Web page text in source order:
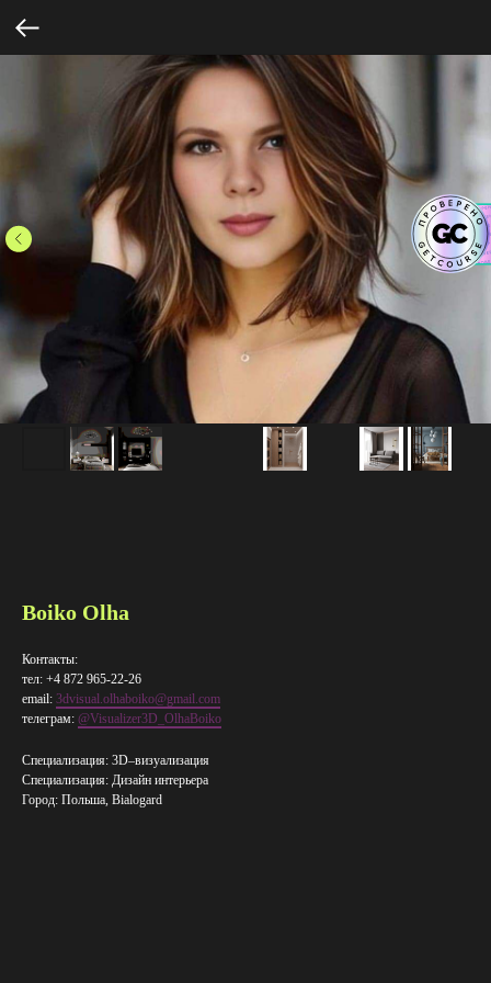
Boiko Olha
Контакты:
тел: +4 872 965-22-26
email: 3dvisual.olhaboiko@gmail.com
телеграм: @Visualizer3D_OlhaBoiko
Специализация: 3D–визуализация
Специализация: Дизайн интерьера
Город: Польша, Bialogard